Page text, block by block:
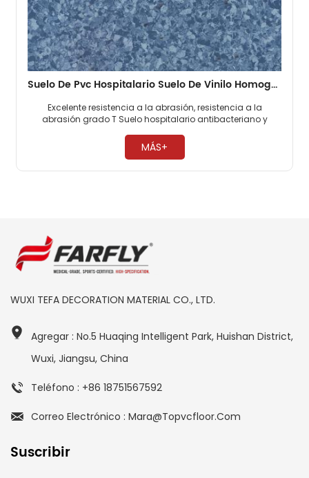
Suelo De Pvc Hospitalario Suelo De Vinilo Homogéneo De 2 Mm
Excelente resistencia a la abrasión, resistencia a la
abrasión grado T Suelo hospitalario antibacteriano y
necesario encerar ​
MÁS+
WUXI TEFA DECORATION MATERIAL CO., LTD.
Agregar : No.5 Huaqing Intelligent Park, Huishan District,
Wuxi, Jiangsu, China
Teléfono : +86 18751567592
Correo Electrónico : Mara@topvcfloor.com
Suscribir